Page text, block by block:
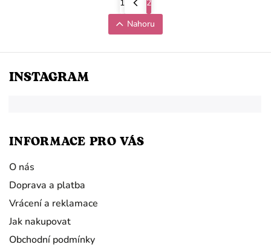
1
2
Nahoru
INSTAGRAM
INFORMACE PRO VÁS
O nás
Doprava a platba
Vrácení a reklamace
Jak nakupovat
Obchodní podmínky